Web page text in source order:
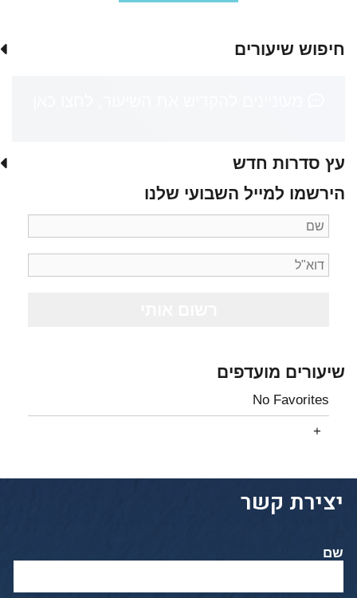
חיפוש שיעורים
עץ סדרות חדש
הירשמו למייל השבועי שלנו
שיעורים מועדפים
No Favorites
יצירת קשר
שם